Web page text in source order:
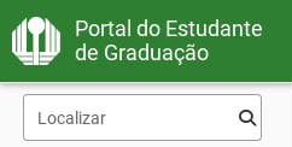
Portal do Estudante
de Graduação